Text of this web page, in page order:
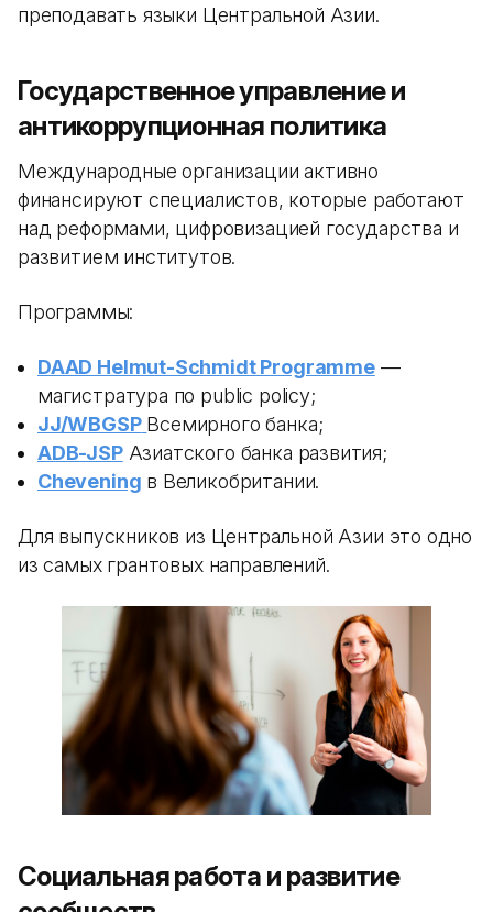
преподавать языки Центральной Азии.
Государственное управление и
антикоррупционная политика
Международные организации активно
финансируют специалистов, которые работают
над реформами, цифровизацией государства и
развитием институтов.
Программы:
DAAD Helmut-Schmidt Programme—
магистратура по public policy;
JJ/WBGSP Всемирного банка;
ADB-JSPАзиатского банка развития;
Chevening в Великобритании.
Для выпускников из Центральной Азии это одно
из самых грантовых направлений.
Социальная работа и развитие